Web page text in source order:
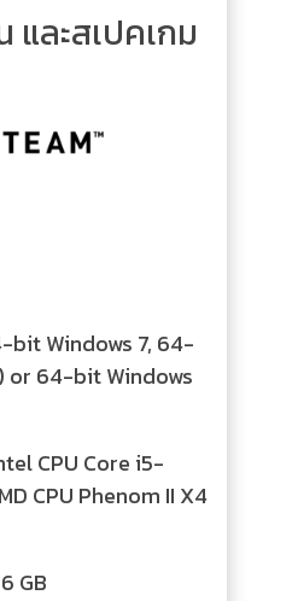
และสเปคเกม
bit Windows 7, 64-
or 64-bit Windows
CPU Core i5-
CPU Phenom II X4
GB